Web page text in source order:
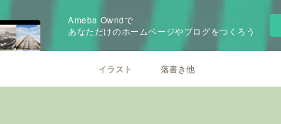
Ameba Owndで
あなただけのホームページやブログをつくろう
イラスト 落書き他